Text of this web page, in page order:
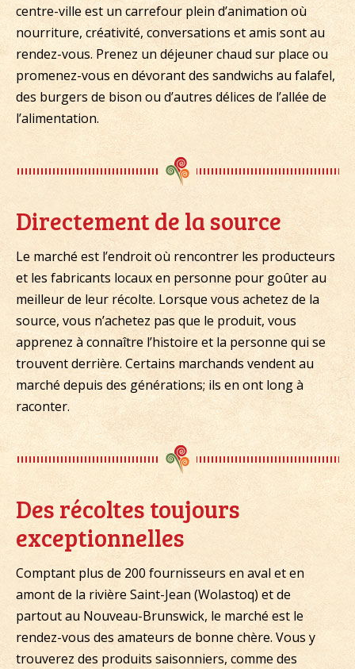
centre-ville est un carrefour plein d’animation où
nourriture, créativité, conversations et amis sont au
rendez-vous. Prenez un déjeuner chaud sur place ou
promenez-vous en dévorant des sandwichs au falafel,
des burgers de bison ou d’autres délices de l’allée de
l’alimentation.
Directement de la source
Le marché est l’endroit où rencontrer les producteurs
et les fabricants locaux en personne pour goûter au
meilleur de leur récolte. Lorsque vous achetez de la
source, vous n’achetez pas que le produit, vous
apprenez à connaître l’histoire et la personne qui se
trouvent derrière. Certains marchands vendent au
marché depuis des générations; ils en ont long à
raconter.
Des récoltes toujours
exceptionnelles
Comptant plus de 200 fournisseurs en aval et en
amont de la rivière Saint-Jean (Wolastoq) et de
partout au Nouveau-Brunswick, le marché est le
rendez-vous des amateurs de bonne chère. Vous y
trouverez des produits saisonniers, comme des